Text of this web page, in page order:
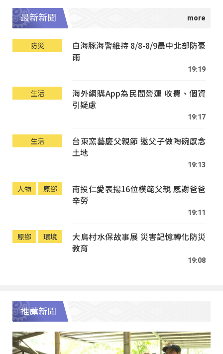
最新新聞
防災
白海豚海警維持 8/8-8/9晨中北部防豪
雨
19:19
生活
海外網購App為民間營運 收費、個資
引疑慮
19:17
生活
台東窯藝慶父親節 邀父子做陶碗感念
土地
19:13
人物 原鄉
南投仁愛表揚16位模範父親 感謝爸爸
辛勞
19:11
原鄉 環境
大鳥村水保故事展 災害記憶轉化防災
教育
19:08
推薦新聞